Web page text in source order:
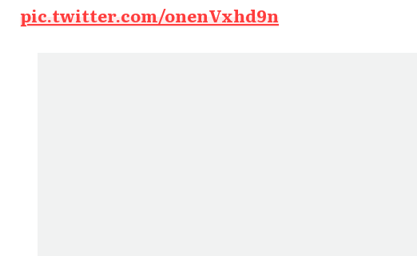
pic.twitter.com/onenVxhd9n